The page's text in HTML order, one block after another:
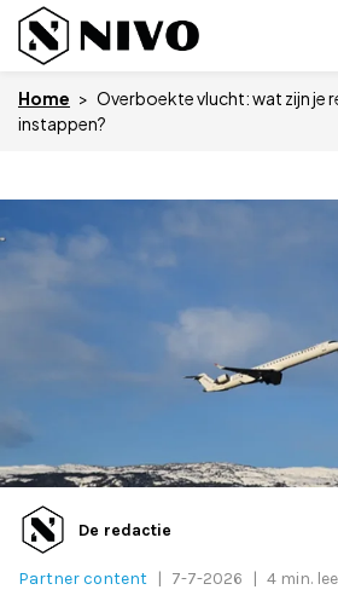
to
Drukkerij NIVO
Zakelijk
Overige
Vacatures
Adverteren
Home > Overboekte vlucht: wat zijn je
instappen?
De redactie
Partner content | 7-7-2026 | 4 min.